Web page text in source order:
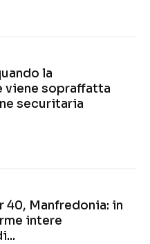
la
viene sopraffatta
securitaria
40, Manfredonia: in
intere